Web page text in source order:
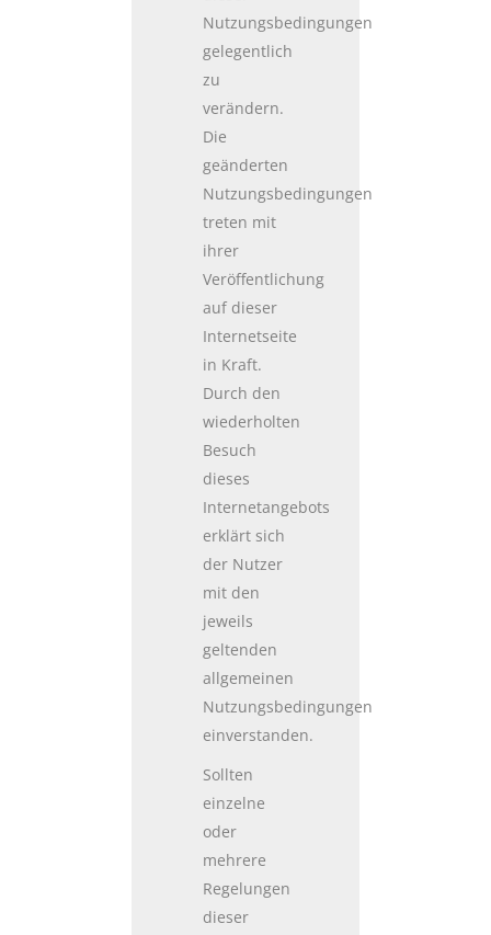
Nutzungsbedingungen
gelegentlich
zu
verändern.
Die
geänderten
Nutzungsbedingungen
treten mit
ihrer
Veröffentlichung
auf dieser
Internetseite
in Kraft.
Durch den
wiederholten
Besuch
dieses
Internetangebots
erklärt sich
der Nutzer
mit den
jeweils
geltenden
allgemeinen
Nutzungsbedingungen
einverstanden.
Sollten
einzelne
oder
mehrere
Regelungen
dieser